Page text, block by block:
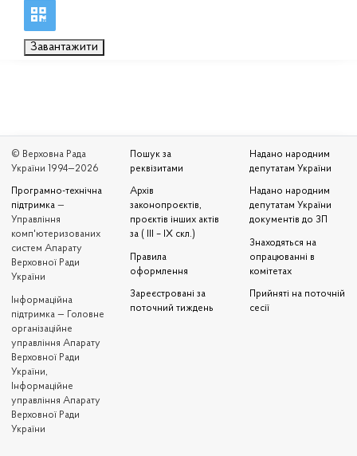
Завантажити
© Верховна Рада
України 1994—2026
Програмно-технічна
підтримка —
Управління
комп'ютеризованих
систем Апарату
Верховної Ради
України
Iнформаційна
підтримка — Головне
організаційне
управління Апарату
Верховної Ради
України,
Інформаційне
управління Апарату
Верховної Ради
України
Пошук за
реквізитами
Архів
законопроєктів,
проєктів інших актів
за ( III – IX скл.)
Правила
оформлення
Зареєстровані за
поточний тиждень
Надано народним
депутатам України
Надано народним
депутатам України
документів до ЗП
Знаходяться на
опрацюванні в
комітетах
Прийняті на поточній
сесії